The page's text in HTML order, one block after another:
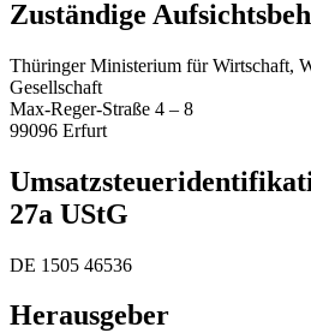
Zuständige
Thüringer Ministerium für Wirtschaft,
Gesellschaft
Max-Reger-Straße 4 – 8
99096 Erfurt
27a UStG
DE 1505 46536
Herausgeber